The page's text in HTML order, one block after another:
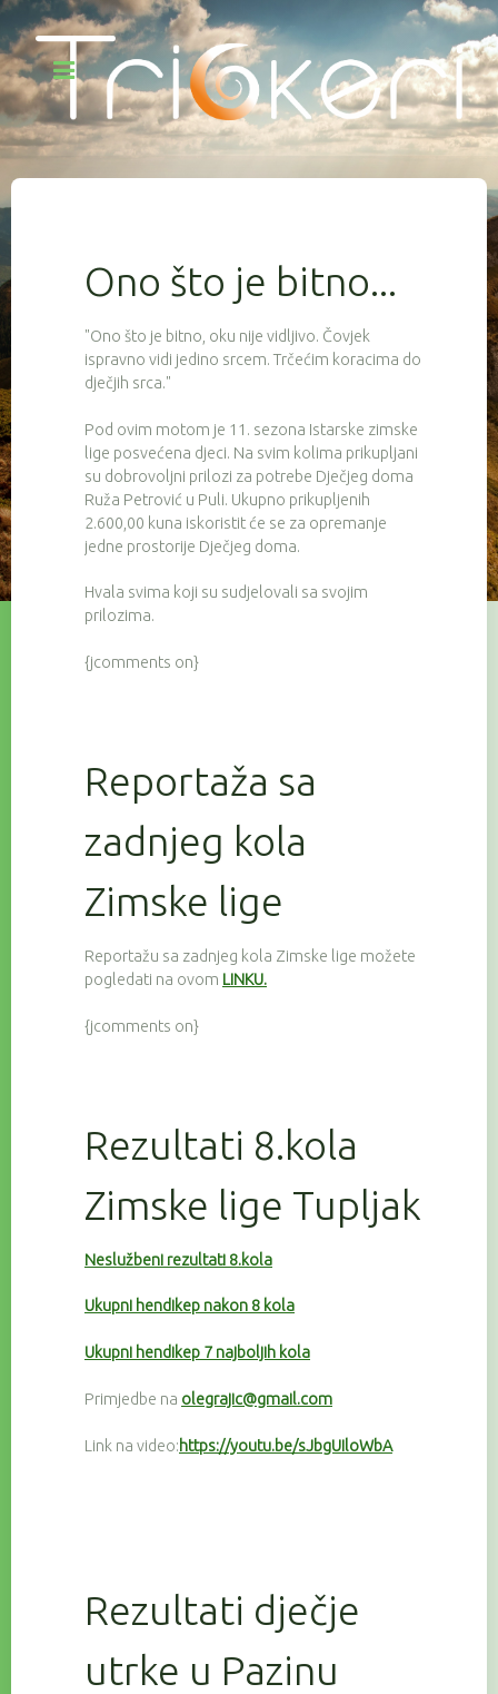
Ono što je bitno...
"Ono što je bitno, oku nije vidljivo. Čovjek
ispravno vidi jedino srcem. Trčećim koracima do
dječjih srca."
Pod ovim motom je 11. sezona Istarske zimske
lige posvećena djeci. Na svim kolima prikupljani
su dobrovoljni prilozi za potrebe Dječjeg doma
Ruža Petrović u Puli. Ukupno prikupljenih
2.600,00 kuna iskoristit će se za opremanje
jedne prostorije Dječjeg doma.
Hvala svima koji su sudjelovali sa svojim
prilozima.
{jcomments on}
Reportaža sa
zadnjeg kola
Zimske lige
Reportažu sa zadnjeg kola Zimske lige možete
pogledati na ovom LINKU.
{jcomments on}
Rezultati 8.kola
Zimske lige Tupljak
Neslužbeni rezultati 8.kola
Ukupni hendikep nakon 8 kola
Ukupni hendikep 7 najboljih kola
Primjedbe na olegrajic@gmail.com
Link na video:https://youtu.be/sJbgUIloWbA
Rezultati dječje
utrke u Pazinu